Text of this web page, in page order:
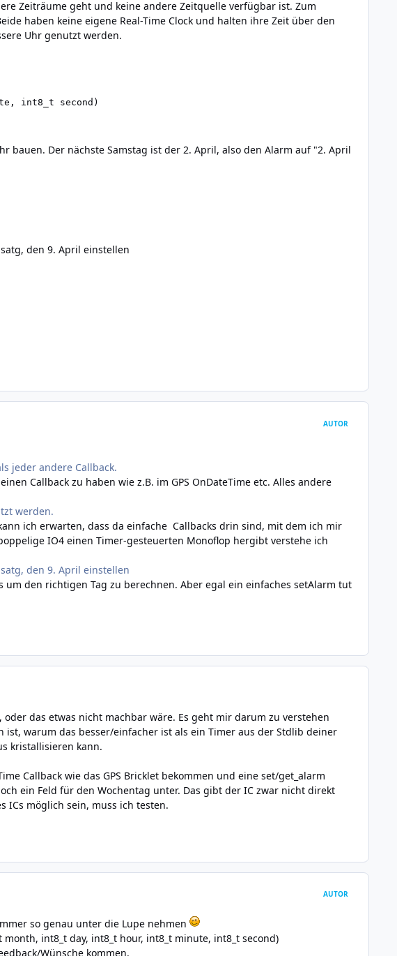
Zeiträume geht und keine andere Zeitquelle verfügbar ist. Zum
haben keine eigene Real-Time Clock und halten ihre Zeit über den
Uhr genutzt werden.
int8_t second)
bauen. Der nächste Samstag ist der 2. April, also den Alarm auf "2. April
den 9. April einstellen
AUTOR
jeder andere Callback.
Callback zu haben wie z.B. im GPS OnDateTime etc. Alles andere
werden.
ich erwarten, dass da einfache Callbacks drin sind, mit dem ich mir
IO4 einen Timer-gesteuerten Monoflop hergibt verstehe ich
den 9. April einstellen
den richtigen Tag zu berechnen. Aber egal ein einfaches setAlarm tut
das etwas nicht machbar wäre. Es geht mir darum zu verstehen
warum das besser/einfacher ist als ein Timer aus der Stdlib deiner
kristallisieren kann.
Callback wie das GPS Bricklet bekommen und eine set/get_alarm
ein Feld für den Wochentag unter. Das gibt der IC zwar nicht direkt
ICs möglich sein, muss ich testen.
AUTOR
so genau unter die Lupe nehmen
int8_t day, int8_t hour, int8_t minute, int8_t second)
Wünsche kommen.